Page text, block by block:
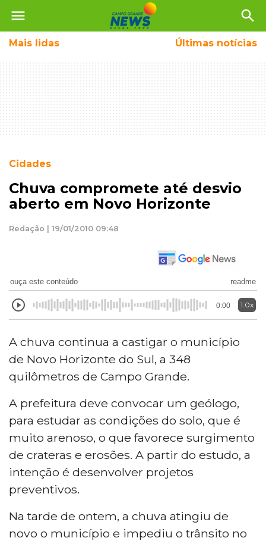
menu search
Mais lidas Últimas notícias
Cidades
Chuva compromete até desvio
aberto em Novo Horizonte
Redação | 19/01/2010 09:48
ouça este conteúdo readme
0:00 1.0x
A chuva continua a castigar o município
de Novo Horizonte do Sul, a 348
quilômetros de Campo Grande.
A prefeitura deve convocar um geólogo,
para estudar as condições do solo, que é
muito arenoso, o que favorece surgimento
de crateras e erosões. A partir do estudo, a
intenção é desenvolver projetos
preventivos.
Na tarde de ontem, a chuva atingiu de
novo o município e impediu o trânsito no